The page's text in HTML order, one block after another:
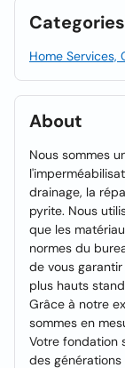
Categories
Home Services,
About
Nous sommes
drainage, la
pyrite. Nous
que les
normes du
de vous
plus hauts
Grâce à notre
sommes en
Votre fondation
des